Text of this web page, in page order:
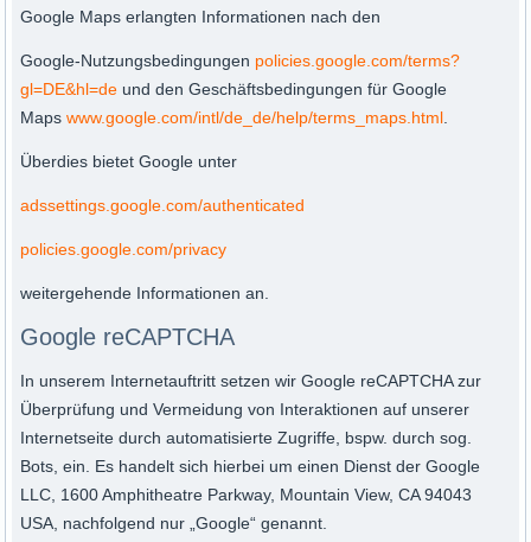
Google Maps erlangten Informationen nach den
Google-Nutzungsbedingungen policies.google.com/terms?
gl=DE&hl=de und den Geschäftsbedingungen für Google
Mapswww.google.com/intl/de_de/help/terms_maps.html.
Überdies bietet Google unter
adssettings.google.com/authenticated
policies.google.com/privacy
weitergehende Informationen an.
Google reCAPTCHA
In unserem Internetauftritt setzen wir Google reCAPTCHA zur
Überprüfung und Vermeidung von Interaktionen auf unserer
Internetseite durch automatisierte Zugriffe, bspw. durch sog.
Bots, ein. Es handelt sich hierbei um einen Dienst der Google
LLC, 1600 Amphitheatre Parkway, Mountain View, CA 94043
USA, nachfolgend nur „Google“ genannt.